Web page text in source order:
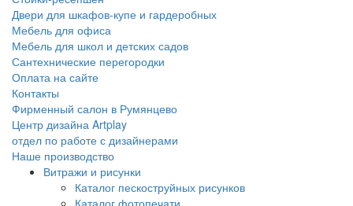
Двери для шкафов-купе и гардеробных
Мебель для офиса
Мебель для школ и детских садов
Сантехнические перегородки
Оплата на сайте
Контакты
Фирменный салон в Румянцево
Центр дизайна Artplay
отдел по работе с дизайнерами
Наше производство
Витражи и рисунки
Каталог пескоструйных рисунков
Каталог фотопечати